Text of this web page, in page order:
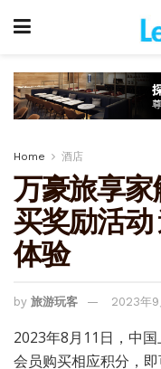
Home 酒店
万豪旅享
买奖励活
体验
by 旅游玩客 2023年9
2023年8月11日，中
会员购买相应积分，